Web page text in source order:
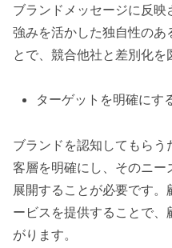
ブランドメッセージに反
強みを活かした独自性のあ
とで、競合他社と差別化を
ターゲットを明確にす
ブランドを認知してもら
客層を明確にし、そのニ
展開することが必要です
ービスを提供することで
がります。